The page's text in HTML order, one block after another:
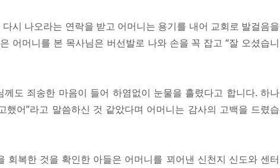
시 나오라는 연락을 받고 어머니는 용기를 내어 교회로 발걸음을
어머니를 본 목사님은 버선발로 나와 손을 꼭 잡고 “잘 오셨습니
께도 죄송한 마음이 들어 하염없이 눈물을 흘렸다고 합니다. 하나
했어”라고 말씀하신 것 같았다며 어머니는 감사의 고백을 드렸습
회복한 것을 확인한 아들은 어머니를 꾀어낸 신천지 신도와 센터